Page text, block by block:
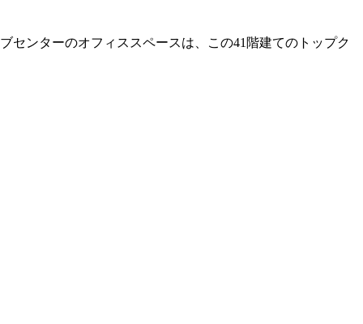
センターのオフィススペースは、この41階建てのトップク